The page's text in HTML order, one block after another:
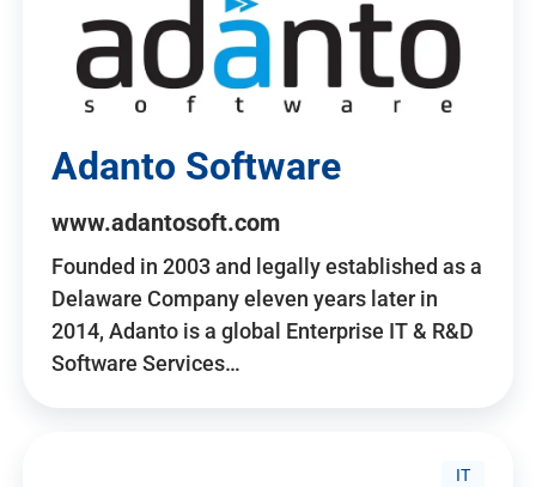
Adanto Software
www.adantosoft.com
Founded in 2003 and legally established as a
Delaware Company eleven years later in
2014, Adanto is a global Enterprise IT & R&D
Software Services…
IT